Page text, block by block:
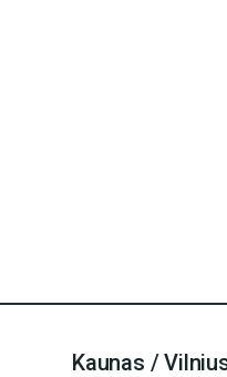
Kaunas /